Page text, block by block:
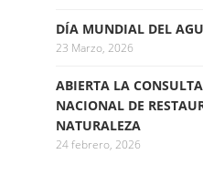
DÍA MUNDIAL DEL
23 Marzo, 2026
ABIERTA LA
NACIONAL DE
NATURALEZA
24 febrero, 2026